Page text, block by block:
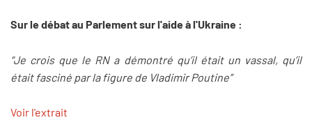
Sur le débat au Parlement sur l'aide à l'Ukraine :
“Je crois que le RN a démontré qu’il était un vassal, qu’il
était fasciné par la figure de Vladimir Poutine”
Voir l'extrait